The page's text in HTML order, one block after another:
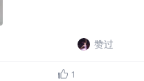
赞过
1